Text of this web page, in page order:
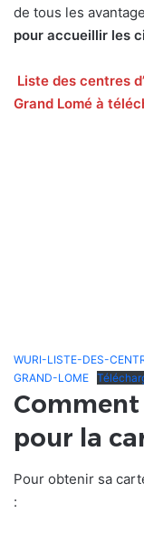
de tous les
pour accueillir les
Liste des centres
Grand Lomé à
WURI-LISTE-DES-
GRAND-LOME
pour la
Pour obtenir sa
: